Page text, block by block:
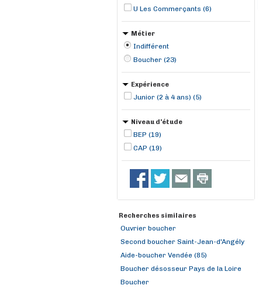
U Les Commerçants (6)
Métier
Indifférent
Boucher (23)
Expérience
Junior (2 à 4 ans) (5)
Niveau d'étude
BEP (19)
CAP (19)
Recherches similaires
Ouvrier boucher
Second boucher Saint-Jean-d'Angély
Aide-boucher Vendée (85)
Boucher désosseur Pays de la Loire
Boucher